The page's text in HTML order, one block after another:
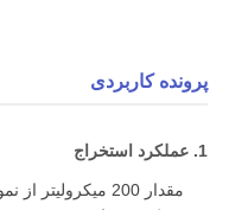
درباره ما
پرونده کاربردی
1. عملکرد استخراج
مقدار 200